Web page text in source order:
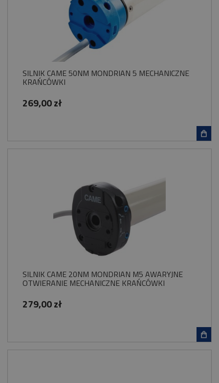
SILNIK CAME 50NM MONDRIAN 5 MECHANICZNE
KRAŃCÓWKI
269,00 zł
SILNIK CAME 20NM MONDRIAN M5 AWARYJNE
OTWIERANIE MECHANICZNE KRAŃCÓWKI
279,00 zł